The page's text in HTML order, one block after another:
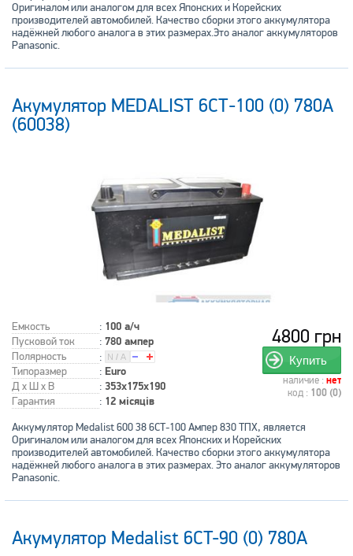
Оригиналом или аналогом для всех Японских и Корейских
производителей автомобилей. Качество сборки этого аккумулятора
надёжней любого аналога в этих размерах.Это аналог аккумуляторов
Panasonic.
Акумулятор MEDALIST 6СТ-100 (0) 780А
(60038)
Емкость : 100 а/ч
Пусковой ток : 780 ампер
Полярность
:
Типоразмер
: Euro
Д x Ш x В : 353x175x190
Гарантия : 12 місяців
4800 грн
Купить
наличие : нет
код : 100 (0)
Аккумулятор Medalist 600 38 6СТ-100 Ампер 830 ТПХ, является
Оригиналом или аналогом для всех Японских и Корейских
производителей автомобилей. Качество сборки этого аккумулятора
надёжней любого аналога в этих размерах. Это аналог аккумуляторов
Panasonic.
Акумулятор Medalist 6CT-90 (0) 780А